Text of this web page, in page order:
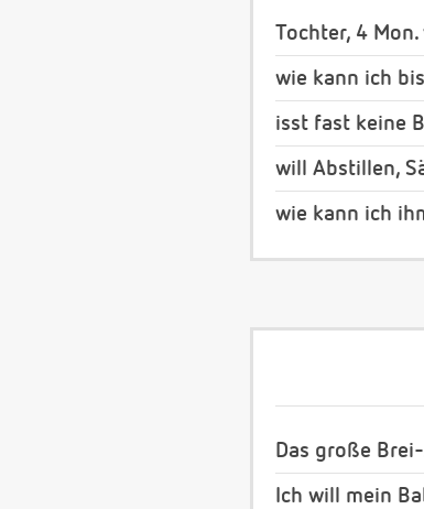
Tochter, 4
wie kann ich
isst fast keine
will Abstillen,
wie kann ich
Das große Brei-
Ich will mein